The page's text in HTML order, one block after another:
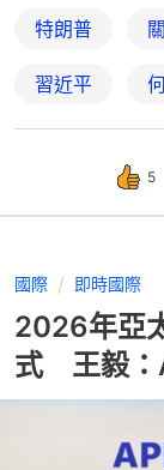
特朗普
習近平
5
國際 即時國際
2026年亞
式 王毅：